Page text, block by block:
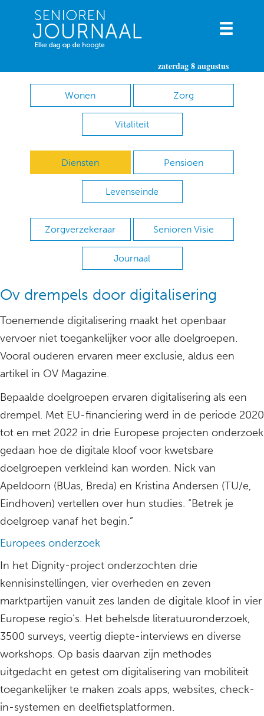
zaterdag 8 augustus
Wonen Zorg
Vitaliteit
Diensten Pensioen
Levenseinde
Zorgverzekeraar Senioren Visie
Journaal
Ov drempels door digitalisering
Toenemende digitalisering maakt het openbaar
vervoer niet toegankelijker voor alle doelgroepen.
Vooral ouderen ervaren meer exclusie, aldus een
artikel in OV Magazine.
Bepaalde doelgroepen ervaren digitalisering als een
drempel. Met EU-financiering werd in de periode 2020
tot en met 2022 in drie Europese projecten onderzoek
gedaan hoe de digitale kloof voor kwetsbare
doelgroepen verkleind kan worden. Nick van
Apeldoorn (BUas, Breda) en Kristina Andersen (TU/e,
Eindhoven) vertellen over hun studies. “Betrek je
doelgroep vanaf het begin.”
Europees onderzoek
In het Dignity-project onderzochten drie
kennisinstellingen, vier overheden en zeven
marktpartijen vanuit zes landen de digitale kloof in vier
Europese regio’s. Het behelsde literatuuronderzoek,
3500 surveys, veertig diepte-interviews en diverse
workshops. Op basis daarvan zijn methodes
uitgedacht en getest om digitalisering van mobiliteit
toegankelijker te maken zoals apps, websites, check-
in-systemen en deelfietsplatformen.